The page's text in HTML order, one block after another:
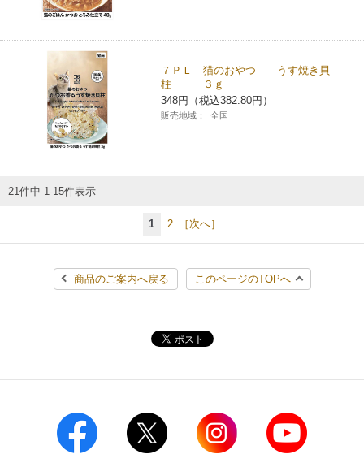
７ＰＬ 猫のおやつ うす焼き貝
柱 ３ｇ
348円（税込382.80円）
販売地域： 全国
21件中 1-15件表示
1 2 ［次へ］
商品のご案内へ戻る このページのTOPへ